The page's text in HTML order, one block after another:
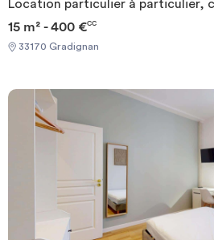
Location particulier à particulier,
15 m² - 400 €CC
33170 Gradignan